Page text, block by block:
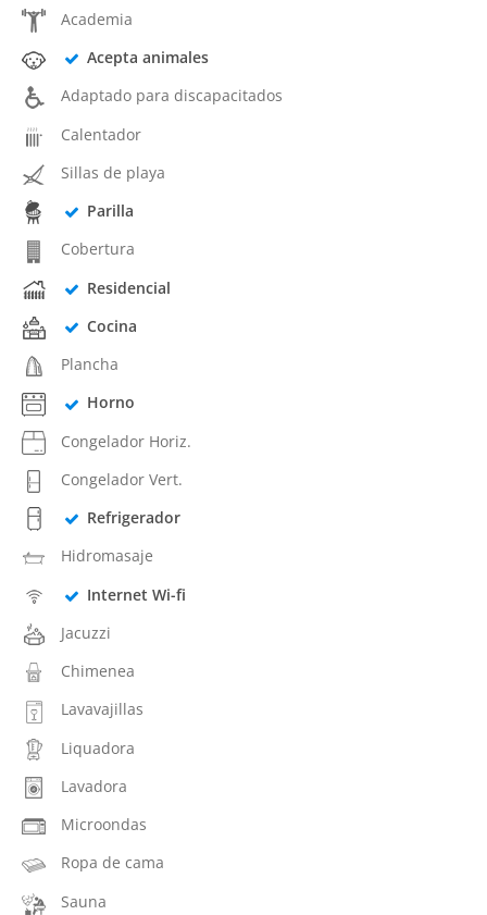
Academia
Acepta animales
Adaptado para discapacitados
Calentador
Sillas de playa
Parilla
Cobertura
Residencial
Cocina
Plancha
Horno
Congelador Horiz.
Congelador Vert.
Refrigerador
Hidromasaje
Internet Wi-fi
Jacuzzi
Chimenea
Lavavajillas
Liquadora
Lavadora
Microondas
Ropa de cama
Sauna